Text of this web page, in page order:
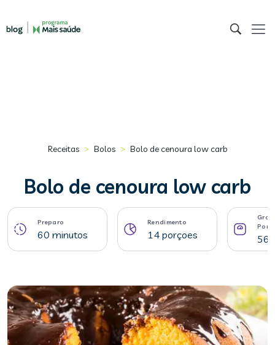
Receitas > Bolos > Bolo de cenoura low carb
Bolo de cenoura low carb
Preparo
60 minutos
Rendimento
14 porçoes 56